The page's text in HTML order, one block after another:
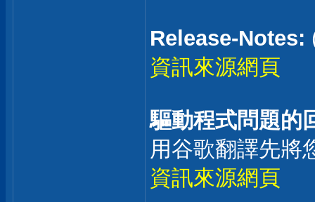
Release-Notes:
資訊來源網頁
驅動程式問題的
用谷歌翻譯先將
資訊來源網頁